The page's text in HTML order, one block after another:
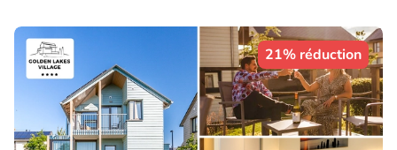
21% réduction